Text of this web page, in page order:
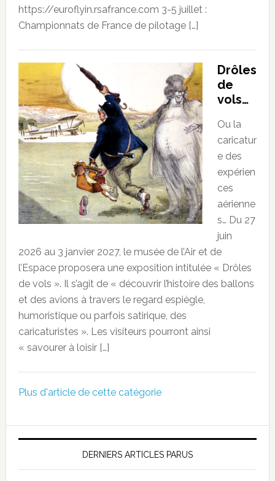
https://euroflyin.rsafrance.com 3-5 juillet :
Championnats de France de pilotage […]
Drôles
de
vols…
Ou la
caricatur
e des
expérien
ces
aérienne
s… Du 27
juin
2026 au 3 janvier 2027, le musée de l’Air et de
l’Espace proposera une exposition intitulée « Drôles
de vols ». Il s’agit de « découvrir l’histoire des ballons
et des avions à travers le regard espiègle,
humoristique ou parfois satirique, des
caricaturistes ». Les visiteurs pourront ainsi
« savourer à loisir […]
Plus d'article de cette catégorie
DERNIERS ARTICLES PARUS